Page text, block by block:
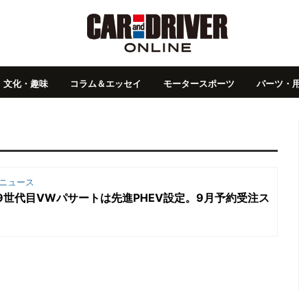
文化・趣味 コラム＆エッセイ モータースポーツ パーツ・
ュース
世代目VWパサートは先進PHEV設定。9月予約受注ス